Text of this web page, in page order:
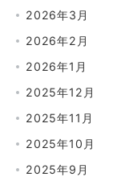
2026年3月
2026年2月
2026年1月
2025年12月
2025年11月
2025年10月
2025年9月